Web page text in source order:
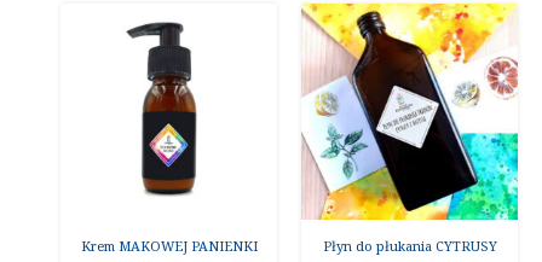
Krem MAKOWEJ PANIENKI
Płyn do płukania CYTRUSY